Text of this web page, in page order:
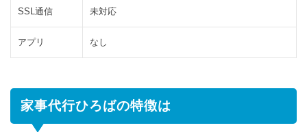
2.3 お
互
い
SSL通信 未対応
アプリ なし
家事代行ひろばの特徴は